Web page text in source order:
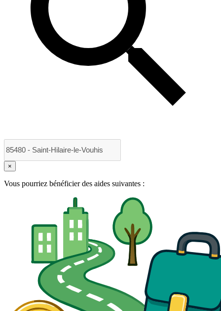
×
Vous pourriez bénéficier des aides suivantes :